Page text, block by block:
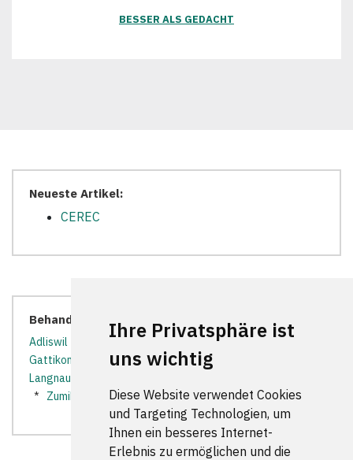
Ihre Privatsphäre ist
uns wichtig
Diese Website verwendet Cookies
und Targeting Technologien, um
Ihnen ein besseres Internet-
Erlebnis zu ermöglichen und die
BESSER ALS GEDACHT
Neueste Artikel:
CEREC
Behandler in der Nähe:
Adliswil Erlenbach ZH
Gattikon
Herrliberg * Kilchberg ZH
Langnau am Albis
* Zumikon Zürich*